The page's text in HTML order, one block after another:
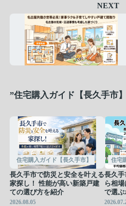
NEXT
”住宅購入ガイド【長久手市
住宅購入ガイド【長久手市】
長久手市で防災と安全を叶える
家探し！ 性能が高い新築戸建
ての選び方を紹介
2026.08.05
住宅
長久
ら相
で選